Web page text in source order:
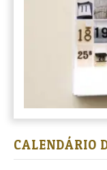
CALENDÁRIO